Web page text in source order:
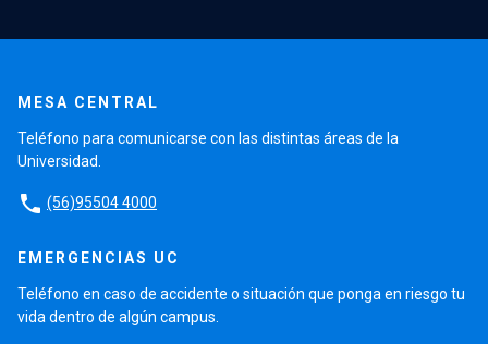
MESA CENTRAL
Teléfono para comunicarse con las distintas áreas de la
Universidad.
phone (56)95504 4000
EMERGENCIAS UC
Teléfono en caso de accidente o situación que ponga en riesgo tu
vida dentro de algún campus.